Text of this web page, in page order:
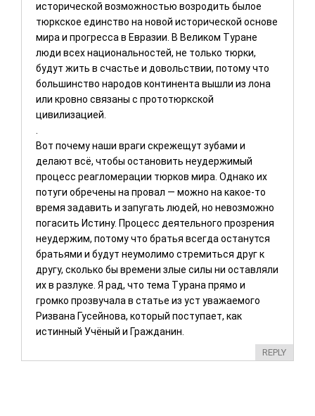
исторической возможностью возродить былое
тюркское единство на новой исторической основе
мира и прогресса в Евразии. В Великом Туране
люди всех национальностей, не только тюрки,
будут жить в счастье и довольствии, потому что
большинство народов континента вышли из лона
или кровно связаны с прототюркской
цивилизацией.
.
Вот почему наши враги скрежещут зубами и
делают всё, чтобы остановить неудержимый
процесс реагломерации тюрков мира. Однако их
потуги обречены на провал ― можно на какое-то
время задавить и запугать людей, но невозможно
погасить Истину. Процесс деятельного прозрения
неудержим, потому что братья всегда останутся
братьями и будут неумолимо стремиться друг к
другу, сколько бы времени злые силы ни оставляли
их в разлуке. Я рад, что тема Турана прямо и
громко прозвучала в статье из уст уважаемого
Ризвана Гусейнова, который поступает, как
истинный Учёный и Гражданин.
REPLY